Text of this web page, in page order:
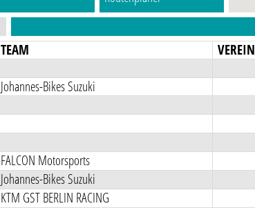
TEAM VEREIN
Johannes-Bikes Suzuki
FALCON Motorsports
Johannes-Bikes Suzuki
KTM GST BERLIN RACING